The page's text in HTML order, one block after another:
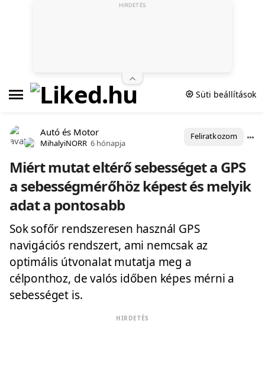
Süti beállítások
Autó és Motor
MihalyiNORR 6 hónapja
Feliratkozom
Miért mutat eltérő sebességet a GPS
a sebességmérőhöz képest és melyik
adat a pontosabb
Sok sofőr rendszeresen használ GPS
navigációs rendszert, ami nemcsak az
optimális útvonalat mutatja meg a
célponthoz, de valós időben képes mérni a
sebességet is.
HIRDETÉS
HIRDETÉS